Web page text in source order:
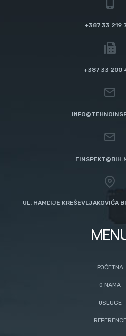
+387 33 219
+387 33 200
UL. HAMDIJE KREŠEVLJAKOVIĆA
POČETNA
O NAMA
USLUGE
REFERENCE